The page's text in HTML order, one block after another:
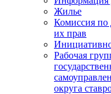
Жилье
Комиссия по
их прав
Рабочая
округа